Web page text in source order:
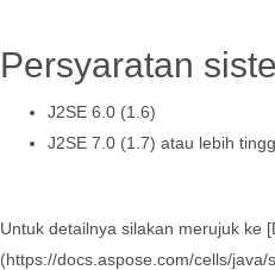
Persyaratan
J2SE 6.0 (1.6)
J2SE 7.0 (1.7) atau lebih
Untuk detailnya silakan merujuk ke
(https://docs.aspose.com/cells/